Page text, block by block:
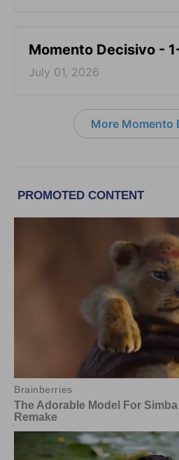
Momento Decisivo -
July 01, 2026
More Momento